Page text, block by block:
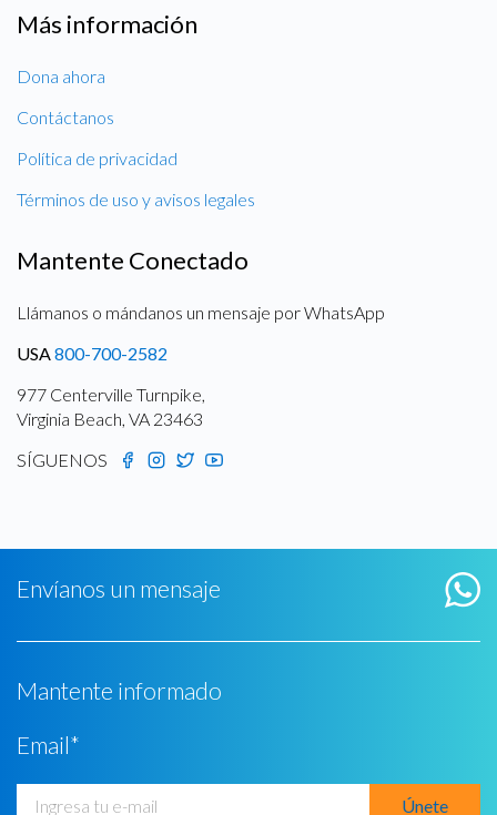
Más información
Dona ahora
Contáctanos
Política de privacidad
Términos de uso y avisos legales
Mantente Conectado
Llámanos o mándanos un mensaje por WhatsApp
USA800-700-2582
977 Centerville Turnpike,
Virginia Beach, VA 23463
SÍGUENOS
Envíanos un mensaje
Mantente informado
Email*